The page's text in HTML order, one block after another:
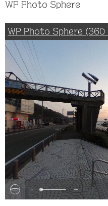
WP Photo Sphere
WP Photo Sphere (360_
- +